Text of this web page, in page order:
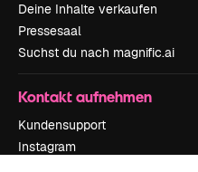
Deine Inhalte verkaufen
Pressesaal
Suchst du nach magnific.ai
Kontakt aufnehmen
Kundensupport
Instagram